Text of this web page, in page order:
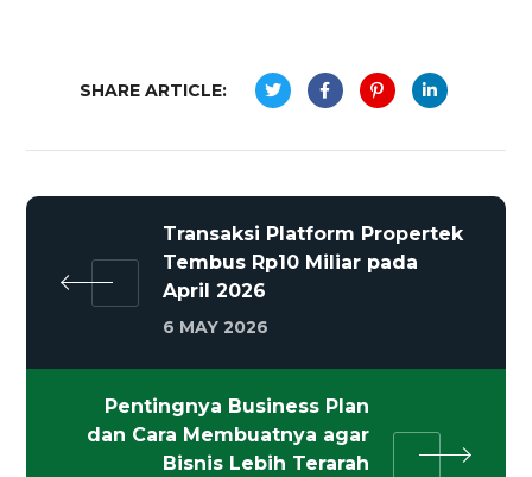
SHARE ARTICLE:
Transaksi Platform Propertek
Tembus Rp10 Miliar pada
April 2026
6 MAY 2026
Pentingnya Business Plan
dan Cara Membuatnya agar
Bisnis Lebih Terarah